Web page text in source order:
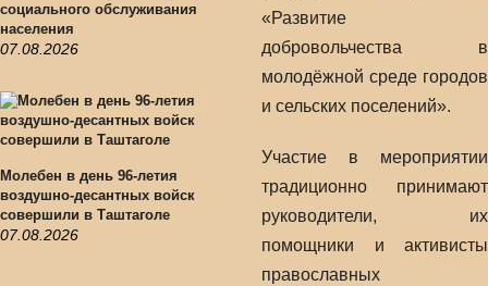
социального обслуживания
населения
07.08.2026
Молебен в день 96-летия
воздушно-десантных войск
совершили в Таштаголе
07.08.2026
«Развитие
добровольчества в
молодёжной среде городов
и сельских поселений».
Участие в мероприятии
традиционно принимают
руководители, их
помощники и активисты
православных